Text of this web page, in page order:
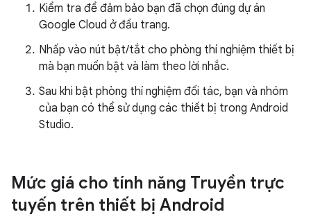
Kiểm tra để đảm bảo bạn đã chọn đúng dự án
Google Cloud ở đầu trang.
Nhấp vào nút bật/tắt cho phòng thí nghiệm thiết bị
mà bạn muốn bật và làm theo lời nhắc.
Sau khi bật phòng thí nghiệm đối tác, bạn và nhóm
của bạn có thể sử dụng các thiết bị trong Android
Studio.
Mức giá cho tính năng Truyền trực
tuyến trên thiết bị Android